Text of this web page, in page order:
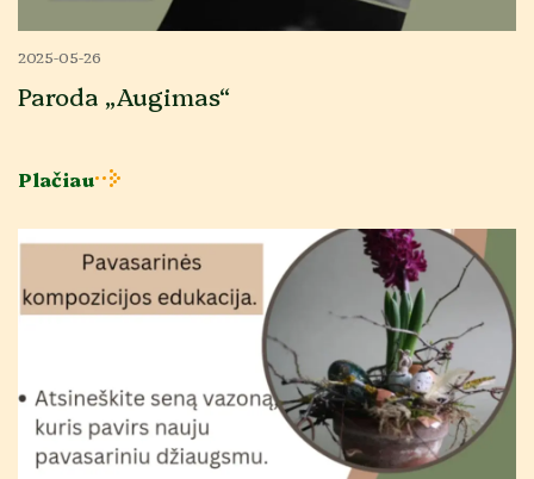
2025-05-26
Paroda „Augimas“
Plačiau